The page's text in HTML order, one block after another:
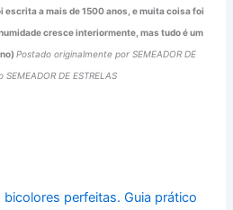
escrita a mais de 1500 anos, e muita coisa foi
cresce interiormente, mas tudo é um
Postado originalmente por SEMEADOR DE
SEMEADOR DE ESTRELAS
perfeitas. Guia prático